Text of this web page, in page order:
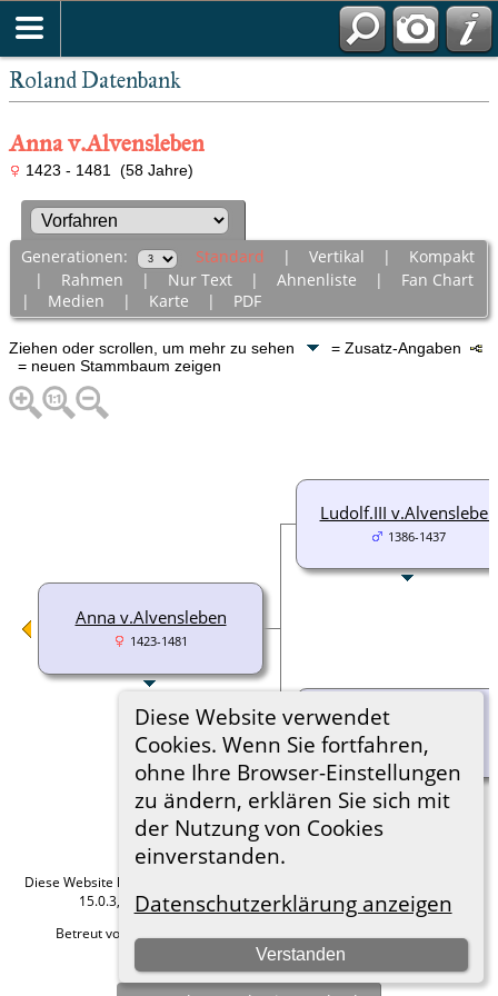
Roland Datenbank
Diese Website verwendet
Cookies. Wenn Sie fortfahren,
ohne Ihre Browser-Einstellungen
zu ändern, erklären Sie sich mit
der Nutzung von Cookies
einverstanden.
Datenschutzerklärung anzeigen
Verstanden
Anna v.Alvensleben
1423 - 1481 (58 Jahre)
Generationen: Standard | Vertikal | Kompakt
| Rahmen | Nur Text| Ahnenliste | Fan Chart
| Medien | Karte | PDF
Ziehen oder scrollen, um mehr zu sehen
= Zusatz-Angaben
= neuen Stammbaum zeigen
Anna v.Alvensleben
1423-1481
Ludolf.III v.Alvensleben
1386-1437
Armgard v.Honlage
1396-
Diese Website läuft mit
15.0.3, programmiert von Darrin Lythgoe © 2001-2026.
Betreut von
Hier geht es zum Impressum